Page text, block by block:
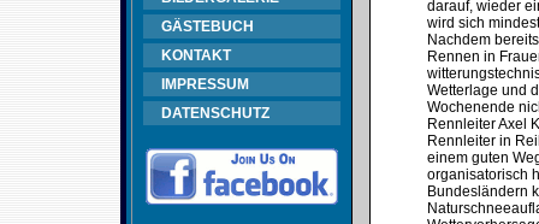
GÄSTEBUCH
KONTAKT
IMPRESSUM
DATENSCHUTZ
darauf, wieder
wird sich
Nachdem
Rennen in
Wetterlage und
Wochenende
Rennleiter Axel
Rennleiter in
einem guten
organisatorisch
Bundesländern